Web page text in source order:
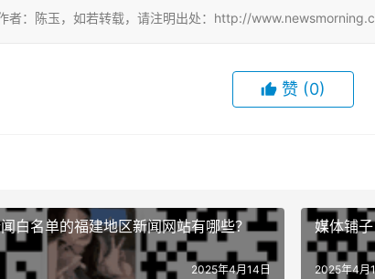
者：陈玉，如若转载，请注明出处：http://
赞 (0)
白名单的福建地区新闻网站有哪些？
2025年4月14日
媒体铺
2025年4月